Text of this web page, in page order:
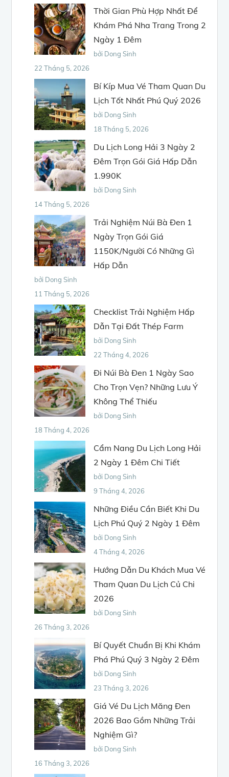
Thời Gian Phù Hợp Nhất Để
Khám Phá Nha Trang Trong 2
Ngày 1 Đêm
bởi Dong Sinh
22 Tháng 5, 2026
Bí Kíp Mua Vé Tham Quan Du
Lịch Tốt Nhất Phú Quý 2026
bởi Dong Sinh
18 Tháng 5, 2026
Du Lịch Long Hải 3 Ngày 2
Đêm Trọn Gói Giá Hấp Dẫn
1.990K
bởi Dong Sinh
14 Tháng 5, 2026
Trải Nghiệm Núi Bà Đen 1
Ngày Trọn Gói Giá
1150K/Người Có Những Gì
Hấp Dẫn
bởi Dong Sinh
11 Tháng 5, 2026
Checklist Trải Nghiệm Hấp
Dẫn Tại Đất Thép Farm
bởi Dong Sinh
22 Tháng 4, 2026
Đi Núi Bà Đen 1 Ngày Sao
Cho Trọn Vẹn? Những Lưu Ý
Không Thể Thiếu
bởi Dong Sinh
18 Tháng 4, 2026
Cẩm Nang Du Lịch Long Hải
2 Ngày 1 Đêm Chi Tiết
bởi Dong Sinh
9 Tháng 4, 2026
Những Điều Cần Biết Khi Du
Lịch Phú Quý 2 Ngày 1 Đêm
bởi Dong Sinh
4 Tháng 4, 2026
Hướng Dẫn Du Khách Mua Vé
Tham Quan Du Lịch Củ Chi
2026
bởi Dong Sinh
26 Tháng 3, 2026
Bí Quyết Chuẩn Bị Khi Khám
Phá Phú Quý 3 Ngày 2 Đêm
bởi Dong Sinh
23 Tháng 3, 2026
Giá Vé Du Lịch Măng Đen
2026 Bao Gồm Những Trải
Nghiệm Gì?
bởi Dong Sinh
16 Tháng 3, 2026